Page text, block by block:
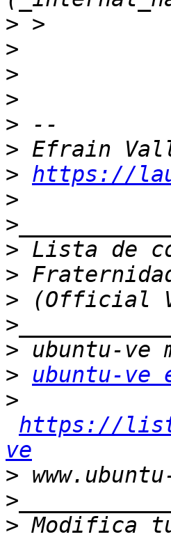
>
>
>
>
>
>
> https://
>
>
>
>
>
>
>
>
ubuntu-ve
>
https://
ve
>
>
> Modifica